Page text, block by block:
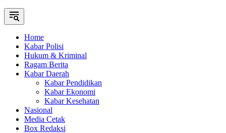
Home
Kabar Polisi
Hukum & Kriminal
Ragam Berita
Kabar Daerah
Kabar Pendidikan
Kabar Ekonomi
Kabar Kesehatan
Nasional
Media Cetak
Box Redaksi